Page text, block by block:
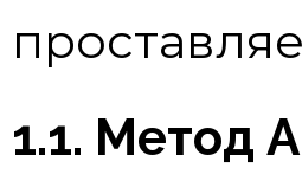
1.1. Метод